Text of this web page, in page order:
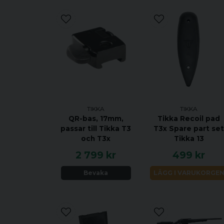
TIKKA
QR-bas, 17mm,
passar till Tikka T3
och T3x
2 799 kr
Bevaka
TIKKA
Tikka Recoil pad
T3x Spare part set
Tikka 13
499 kr
LÄGG I VARUKORGEN